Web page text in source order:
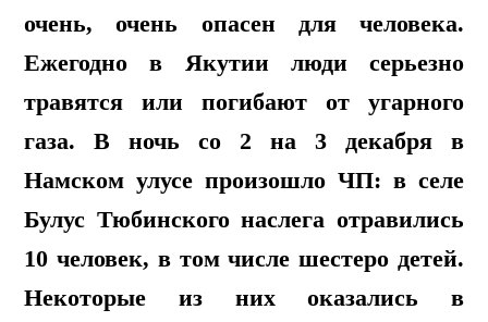
очень, очень опасен для человека.
Ежегодно в Якутии люди серьезно
травятся или погибают от угарного
газа. В ночь со 2 на 3 декабря в
Намском улусе произошло ЧП: в селе
Булус Тюбинского наслега отравились
10 человек, в том числе шестеро детей.
Некоторые из них оказались в